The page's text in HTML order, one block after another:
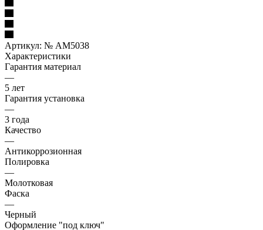
Артикул: № AM5038
Характеристики
Гарантия материал
—
5 лет
Гарантия установка
—
3 года
Качество
—
Антикоррозионная
Полировка
—
Молотковая
Фаска
—
Черный
Оформление "под ключ"